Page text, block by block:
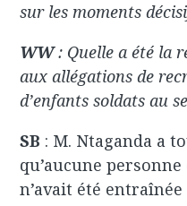
sur les moments
WW : Quelle a été la
aux allégations de
d’enfants soldats au
SB : M. Ntaganda a
qu’aucune
n’avait été entraînée